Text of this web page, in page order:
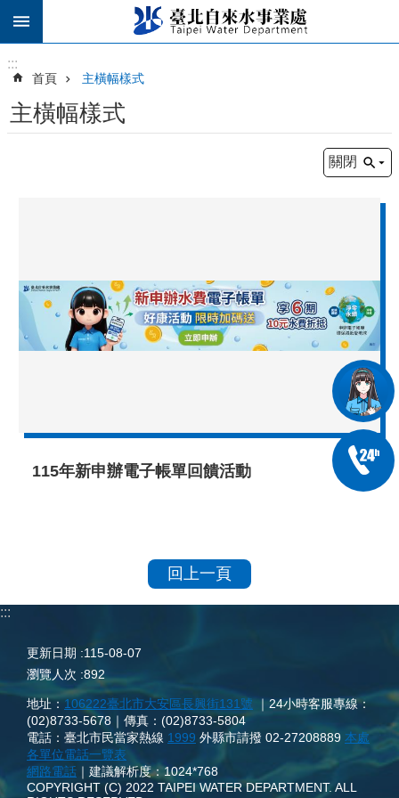
跳到主要內容區塊
:::
首頁 主橫幅樣式
主橫幅樣式
關閉
115年新申辦電子帳單回饋活動
回上一頁
:::
更新日期
115-08-07
瀏覽人次 892
地址： 106222臺北市大安區長興街131號 ｜24小時客服專線：
(02)8733-5678｜傳真：(02)8733-5804
電話：臺北市民當家熱線 1999 外縣市請撥 02-27208889 本處
各單位電話一覽表
網路電話 ｜建議解析度：1024*768
COPYRIGHT (C) 2022 TAIPEI WATER DEPARTMENT. ALL